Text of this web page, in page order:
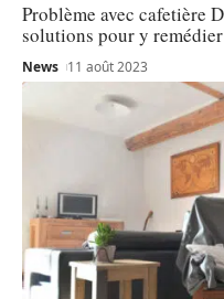
Problème avec cafetière
solutions pour y remédier
News 11 août 2023